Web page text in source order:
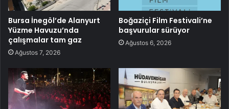
Bursa İnegöl’de Alanyurt
Yüzme Havuzu’nda
çalışmalar tam gaz
Ağustos 7, 2026
Boğaziçi Film Festivali’ne
başvurular sürüyor
Ağustos 6, 2026